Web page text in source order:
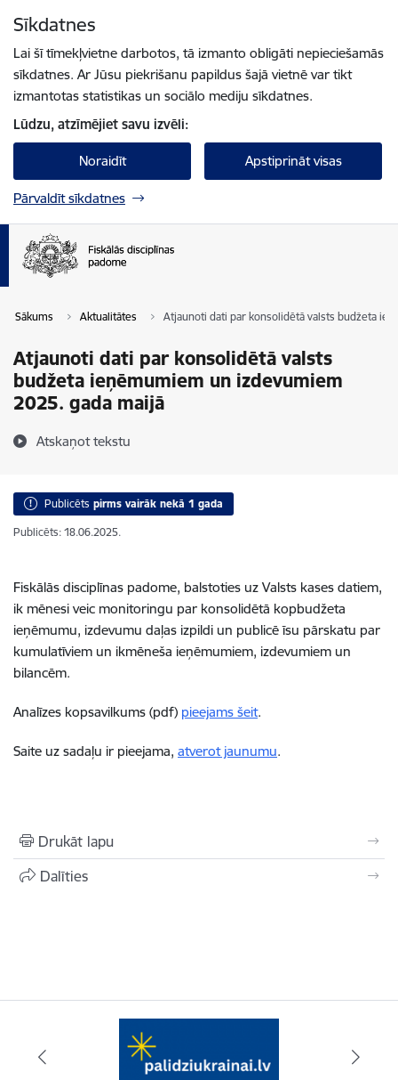
Sīkdatnes
Lai šī tīmekļvietne darbotos, tā izmanto obligāti nepieciešamās
sīkdatnes. Ar Jūsu piekrišanu papildus šajā vietnē var tikt
izmantotas statistikas un sociālo mediju sīkdatnes.
Lūdzu, atzīmējiet savu izvēli:
Noraidīt Apstiprināt visas
Pārvaldīt sīkdatnes
Sākums Aktualitātes Atjaunoti dati par konsolidētā valsts budžeta
Atjaunoti dati par konsolidētā valsts
budžeta ieņēmumiem un izdevumiem
2025. gada maijā
Atskaņot tekstu
Publicēts pirms vairāk nekā 1 gada
Publicēts: 18.06.2025.
Fiskālās disciplīnas padome, balstoties uz Valsts kases datiem,
ik mēnesi veic monitoringu par konsolidētā kopbudžeta
ieņēmumu, izdevumu daļas izpildi un publicē īsu pārskatu par
kumulatīviem un ikmēneša ieņēmumiem, izdevumiem un
bilancēm.
Analīzes kopsavilkums (pdf) pieejams šeit.
Saite uz sadaļu ir pieejama, atverot jaunumu.
Drukāt lapu
Dalīties